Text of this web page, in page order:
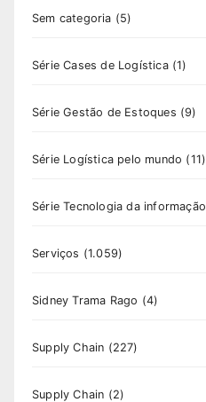
Sem categoria (5)
Série Cases de Logística(1)
Série Gestão de Estoques (9)
Série Logística pelo mundo (11)
Série Tecnologia da informação
Serviços (1.059)
Sidney Trama Rago (4)
Supply Chain (227)
Supply Chain (2)